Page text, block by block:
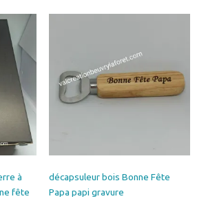
à
fête
décapsuleur bois Bonne Fête
Papa papi gravure